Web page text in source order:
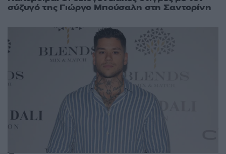
σύζυγό της Γιώργο Μπούσαλη στη Σαντορίνη